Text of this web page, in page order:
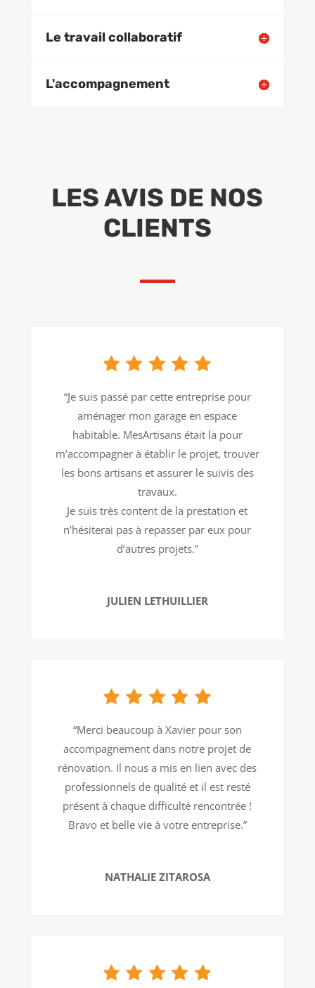
Le travail collaboratif
L'accompagnement
LES AVIS DE NOS
CLIENTS
“Je suis passé par cette entreprise pour
aménager mon garage en espace
habitable. MesArtisans était la pour
m’accompagner à établir le projet, trouver
les bons artisans et assurer le suivis des
travaux.
Je suis très content de la prestation et
n’hésiterai pas à repasser par eux pour
d’autres projets.”
JULIEN LETHUILLIER
“Merci beaucoup à Xavier pour son
accompagnement dans notre projet de
rénovation. Il nous a mis en lien avec des
professionnels de qualité et il est resté
présent à chaque difficulté rencontrée !
Bravo et belle vie à votre entreprise.”
NATHALIE ZITAROSA